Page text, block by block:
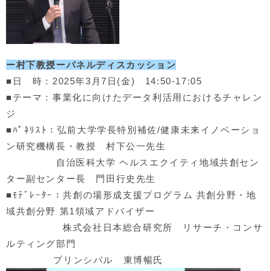
ー村下教授ーパネルディスカッション
■日 時：2025年3月7日(金) 14:50-17:05
■テーマ：事業化に向けたデータ利活用におけるチャレン
ジ
■ﾊﾟﾈﾘｽﾄ：弘前大学学長特別補佐/健康未来イノベーショ
ン研究機構長・教授 村下公一先生
自治医科大学 ヘルスエクイティ地域共創セン
ター副センター長 門田行史先生
■ﾓﾃﾞﾚｰﾀｰ：共創の場形成支援プログラム 共創分野・地
域共創分野 第1領域アドバイザー
株式会社日本総合研究所 リサーチ・コンサ
ルティング部門
プリンシパル 東博暢氏